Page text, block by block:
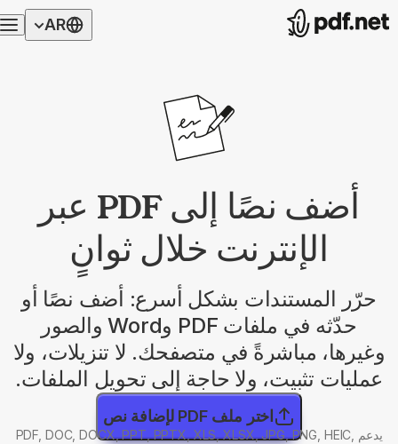
AR
أضف نصًا إلى PDF عبر
الإنترنت خلال ثوانٍ
حرّر المستندات بشكل أسرع: أضف نصًا أو
حدّثه في ملفات PDF وWord والصور
وغيرها، مباشرةً في متصفحك. لا تنزيلات، ولا
عمليات تثبيت، ولا حاجة إلى تحويل الملفات.
اختر ملف PDF لإضافة نص
يدعم PDF, DOC, DOCX, PPT, PPTX, XLS, XLSX, JPG, PNG, HEIC,